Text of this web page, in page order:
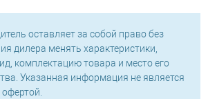
оставляет за собой право без
дилера менять характеристики,
комплектацию товара и место его
Указанная информация не является